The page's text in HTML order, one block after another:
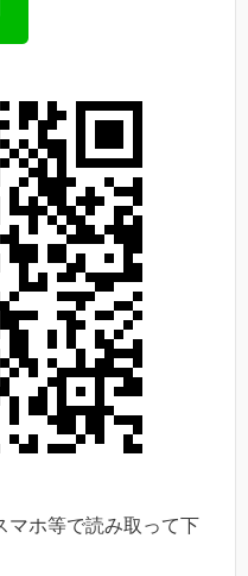
マホ等で読み取って下